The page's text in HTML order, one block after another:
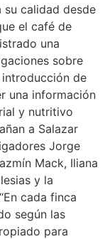
calidad desde
el café de
una
sobre
introducción de
una información
y nutritivo
a Salazar
Jorge
Mack, Iliana
y la
cada finca
según las
para